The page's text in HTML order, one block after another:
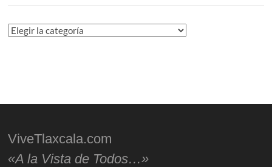
Categorías
ViveTlaxcala.com
«A la Vista de Todos…»